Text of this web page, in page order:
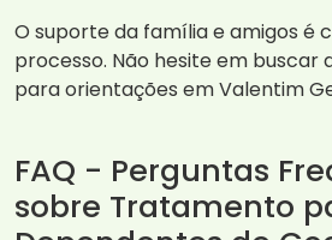
O suporte da família e amigos é
processo. Não hesite em buscar
para orientações em Valentim
FAQ - Perguntas
sobre Tratamento